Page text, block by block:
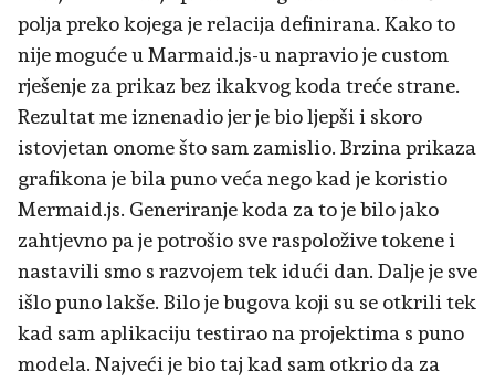
polja preko kojega je relacija definirana. Kako to
nije moguće u Marmaid.js-u napravio je custom
rješenje za prikaz bez ikakvog koda treće strane.
Rezultat me iznenadio jer je bio ljepši i skoro
istovjetan onome što sam zamislio. Brzina prikaza
grafikona je bila puno veća nego kad je koristio
Mermaid.js. Generiranje koda za to je bilo jako
zahtjevno pa je potrošio sve raspoložive tokene i
nastavili smo s razvojem tek idući dan. Dalje je sve
išlo puno lakše. Bilo je bugova koji su se otkrili tek
kad sam aplikaciju testirao na projektima s puno
modela. Najveći je bio taj kad sam otkrio da za